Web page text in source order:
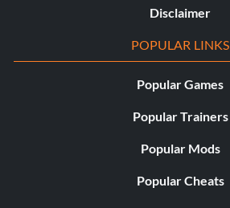
Disclaimer
POPULAR LINKS
Popular Games
Popular Trainers
Popular Mods
Popular Cheats